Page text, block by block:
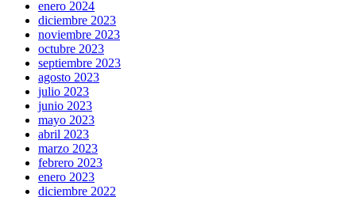
enero 2024
diciembre 2023
noviembre 2023
octubre 2023
septiembre 2023
agosto 2023
julio 2023
junio 2023
mayo 2023
abril 2023
marzo 2023
febrero 2023
enero 2023
diciembre 2022